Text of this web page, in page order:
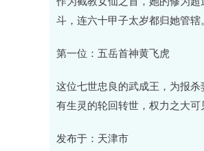
斗，连六十甲子太岁都归她管辖。
第一位：五岳首神黄飞虎
这位七世忠良的武成王，为报
有生灵的轮回转世，权力之大可
发布于：天津市